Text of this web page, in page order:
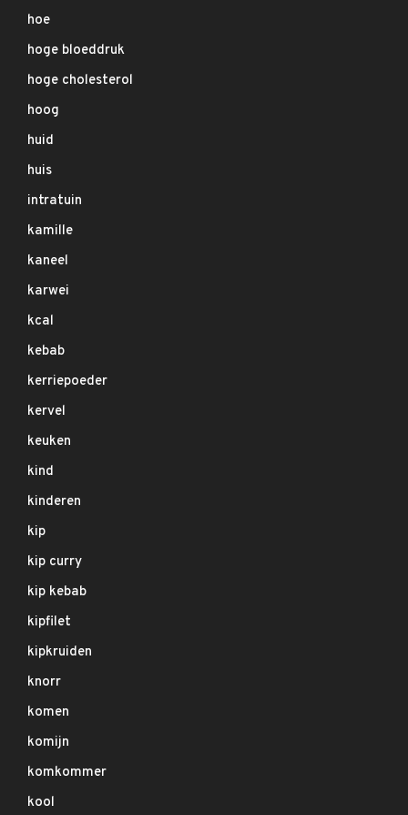
hoe
hoge bloeddruk
hoge cholesterol
hoog
huid
huis
intratuin
kamille
kaneel
karwei
kcal
kebab
kerriepoeder
kervel
keuken
kind
kinderen
kip
kip curry
kip kebab
kipfilet
kipkruiden
knorr
komen
komijn
komkommer
kool